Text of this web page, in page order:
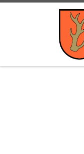
Zum Inhalt springen